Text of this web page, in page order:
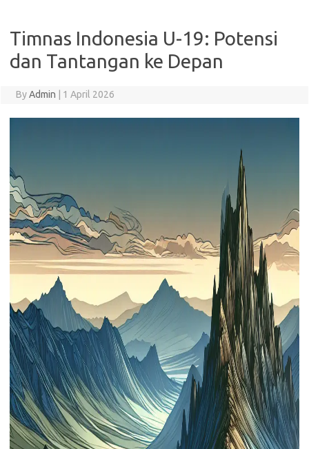
Timnas Indonesia U-19: Potensi
dan Tantangan ke Depan
ByAdmin 1 April 2026